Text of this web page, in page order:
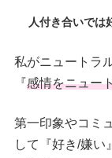
人付き合いでは
私がニュートラ
『感情をニュー
第一印象やコミ
して『好き/嫌い